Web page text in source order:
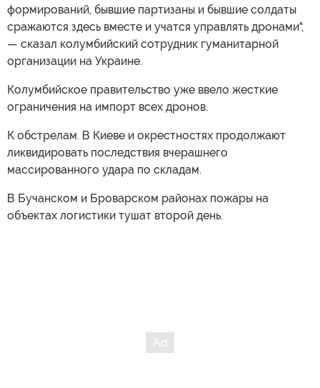
формирований, бывшие партизаны и бывшие солдаты
сражаются здесь вместе и учатся управлять дронами",
— сказал колумбийский сотрудник гуманитарной
организации на Украине.
Колумбийское правительство уже ввело жесткие
ограничения на импорт всех дронов.
К обстрелам. В Киеве и окрестностях продолжают
ликвидировать последствия вчерашнего
массированного удара по складам.
В Бучанском и Броварском районах пожары на
объектах логистики тушат второй день.